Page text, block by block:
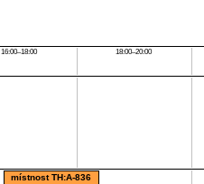
16:00–18:00 18:00–20:00
místnost TH:A-836